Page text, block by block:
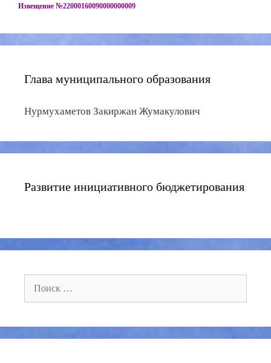
Извещение №22000160090000000009
Глава муниципального образования
Нурмухаметов Закиржан Жумакулович
Развитие инициативного бюджетирования
Поиск: